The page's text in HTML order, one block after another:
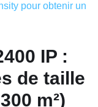
pour obtenir un
IP :
de taille
m²)